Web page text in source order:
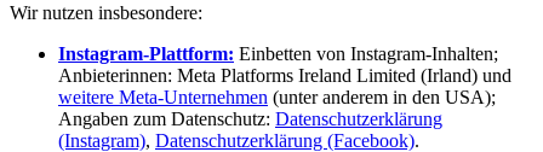
Wir nutzen insbesondere:
Instagram-Plattform: Einbetten von Instagram-Inhalten;
Anbieterinnen: Meta Platforms Ireland Limited (Irland) und
weitere Meta-Unternehmen (unter anderem in den USA);
Angaben zum Datenschutz: Datenschutzerklärung
(Instagram), Datenschutzerklärung (Facebook).